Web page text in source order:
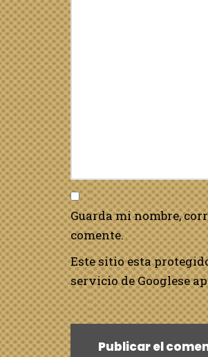
Guarda mi nombre,
comente.
Este sitio esta
servicio de Googlese